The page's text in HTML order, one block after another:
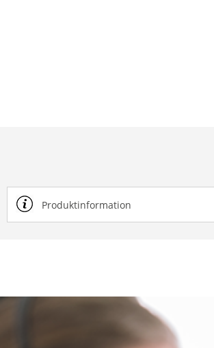
Produktinformation